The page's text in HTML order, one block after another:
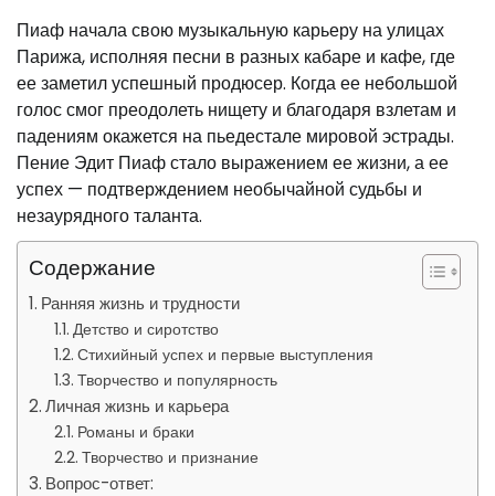
Пиаф начала свою музыкальную карьеру на улицах
Парижа, исполняя песни в разных кабаре и кафе, где
ее заметил успешный продюсер. Когда ее небольшой
голос смог преодолеть нищету и благодаря взлетам и
падениям окажется на пьедестале мировой эстрады.
Пение Эдит Пиаф стало выражением ее жизни, а ее
успех — подтверждением необычайной судьбы и
незаурядного таланта.
Содержание
Ранняя жизнь и трудности
Детство и сиротство
Стихийный успех и первые выступления
Творчество и популярность
Личная жизнь и карьера
Романы и браки
Творчество и признание
Вопрос-ответ: